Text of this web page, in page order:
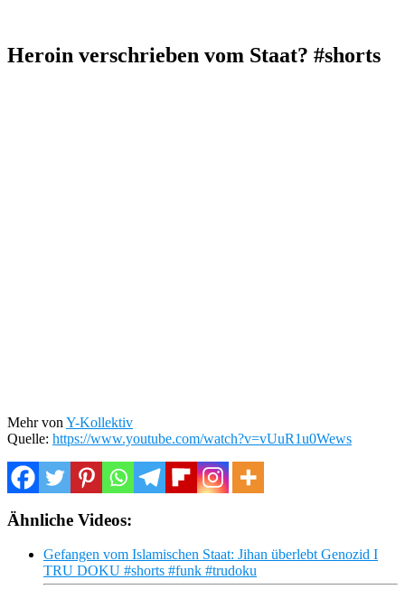
Heroin verschrieben vom Staat? #shorts
Mehr von Y-Kollektiv
Quelle: https://www.youtube.com/watch?v=vUuR1u0Wews
Ähnliche Videos:
Gefangen vom Islamischen Staat: Jihan überlebt Genozid I
TRU DOKU #shorts #funk #trudoku